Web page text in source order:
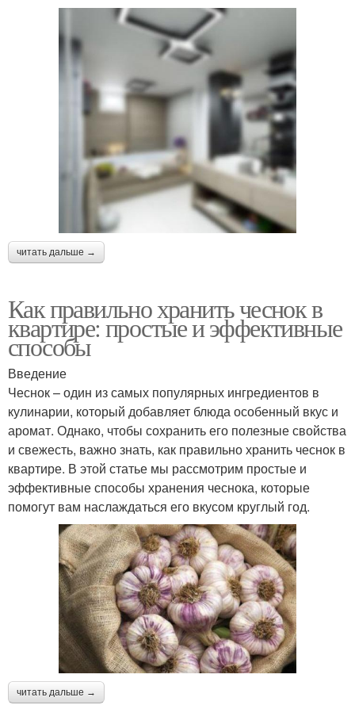
читать дальше →
Как правильно хранить чеснок в
квартире: простые и эффективные
способы
Введение
Чеснок – один из самых популярных ингредиентов в
кулинарии, который добавляет блюда особенный вкус и
аромат. Однако, чтобы сохранить его полезные свойства
и свежесть, важно знать, как правильно хранить чеснок в
квартире. В этой статье мы рассмотрим простые и
эффективные способы хранения чеснока, которые
помогут вам наслаждаться его вкусом круглый год.
читать дальше →